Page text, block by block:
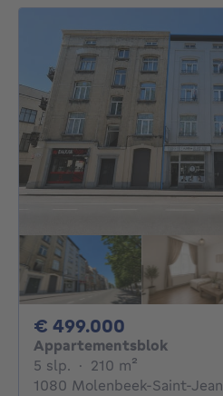
€ 499.000
Appartementsblok
5 slp. 5 slaapkamers
· 210 m²
1080 Molenbeek-Saint-Jean